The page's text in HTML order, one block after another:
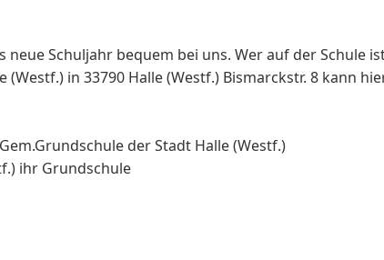
Schuljahr bequem bei uns. Wer auf der Schule
(Westf.) in 33790 Halle (Westf.) Bismarckstr. 8 kann
der Stadt Halle (Westf.)
ihr Grundschule